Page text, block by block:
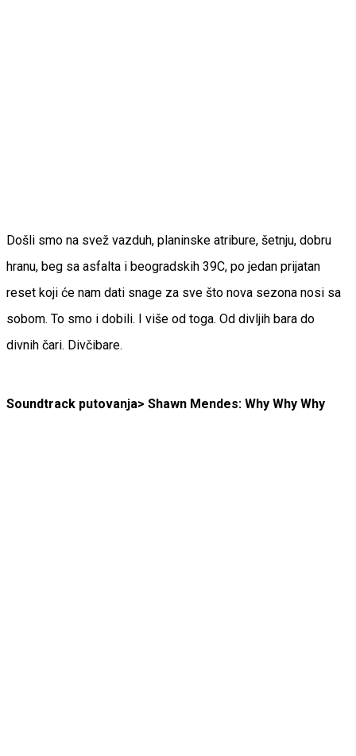
Došli smo na svež vazduh, planinske atribure, šetnju, dobru
hranu, beg sa asfalta i beogradskih 39C, po jedan prijatan
reset koji će nam dati snage za sve što nova sezona nosi sa
sobom. To smo i dobili. I više od toga. Od divljih bara do
divnih čari. Divčibare.
Soundtrack putovanja> Shawn Mendes: Why Why Why